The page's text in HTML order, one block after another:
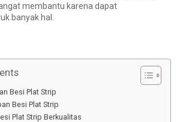
membantu karena dapat
banyak hal.
Besi Plat Strip
Besi Plat Strip
Plat Strip Berkualitas